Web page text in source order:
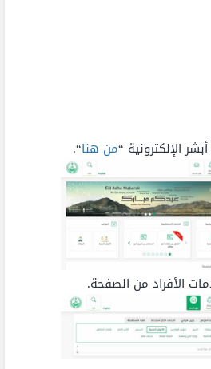
الإلكترونية “من هنا“.
الأفراد من الصفحة.